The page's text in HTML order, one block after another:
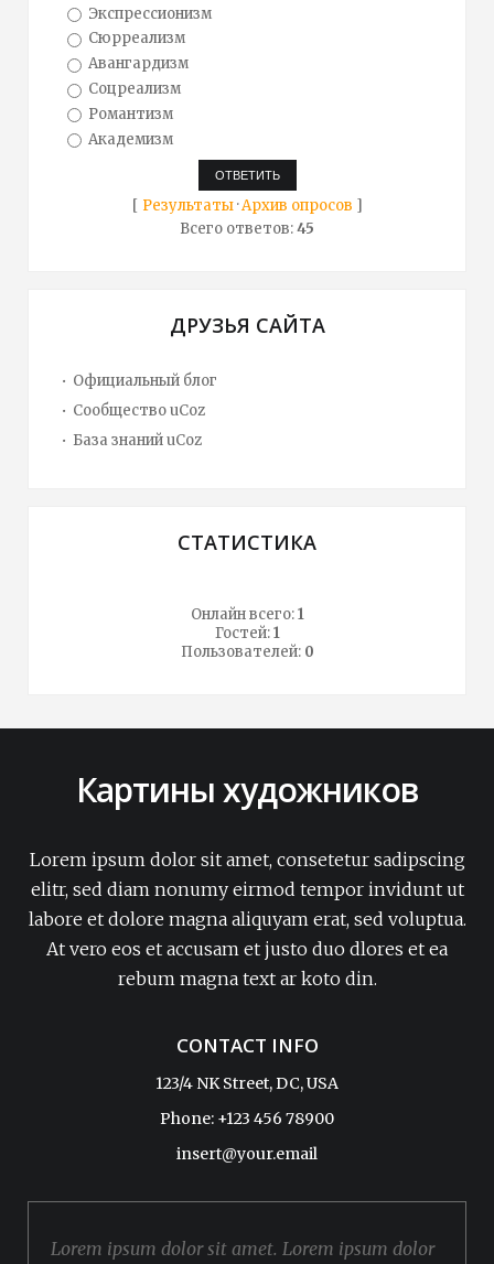
Экспрессионизм
Сюрреализм
Авангардизм
Соцреализм
Романтизм
Академизм
[ Результаты·Архив опросов ]
Всего ответов:45
ДРУЗЬЯ САЙТА
Официальный блог
Сообщество uCoz
База знаний uCoz
СТАТИСТИКА
Онлайн всего:1
Гостей:1
Пользователей: 0
Картины художников
Lorem ipsum dolor sit amet, consetetur sadipscing
elitr, sed diam nonumy eirmod tempor invidunt ut
labore et dolore magna aliquyam erat, sed voluptua.
At vero eos et accusam et justo duo dlores et ea
rebum magna text ar koto din.
CONTACT INFO
123/4 NK Street, DC, USA
Phone: +123 456 78900
insert@your.email
Lorem ipsum dolor sit amet. Lorem ipsum dolor